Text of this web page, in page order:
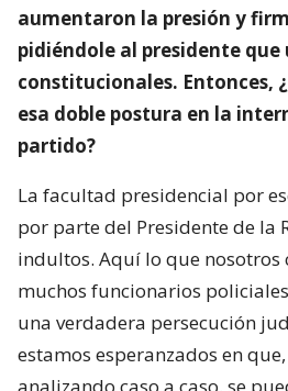
aumentaron la presión y
pidiéndole al presidente que
constitucionales. Entonces,
esa doble postura en la
partido?
La facultad presidencial por
por parte del Presidente de la
indultos. Aquí lo que nosotros
muchos funcionarios
una verdadera persecución
estamos esperanzados en